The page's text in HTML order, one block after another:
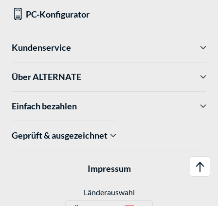
PC-Konfigurator
Kundenservice
Über ALTERNATE
Einfach bezahlen
Geprüft & ausgezeichnet
Impressum
Länderauswahl